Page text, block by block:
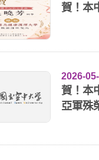
賀！本
2026-
賀！本
亞軍殊